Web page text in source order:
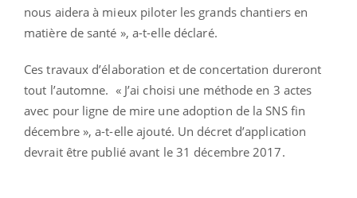
nous aidera à mieux piloter les grands chantiers en
matière de santé », a-t-elle déclaré.
Ces travaux d’élaboration et de concertation dureront
tout l’automne. « J’ai choisi une méthode en 3 actes
avec pour ligne de mire une adoption de la SNS fin
décembre », a-t-elle ajouté. Un décret d’application
devrait être publié avant le 31 décembre 2017.